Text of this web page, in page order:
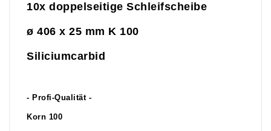
10x doppelseitige Schleifscheibe
ø 406 x 25 mm K 100
Siliciumcarbid
- Profi-Qualität -
Korn 100